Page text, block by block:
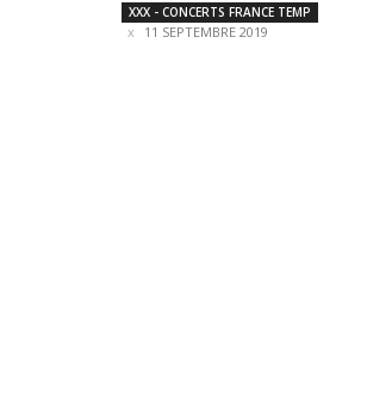
XXX - CONCERTS FRANCE TEMP
11 SEPTEMBRE 2019